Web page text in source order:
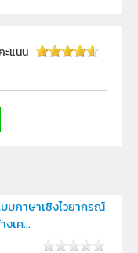
ม.5, ม.6
ะแนน
บภาษาเชิงไวยากรณ์
เค...